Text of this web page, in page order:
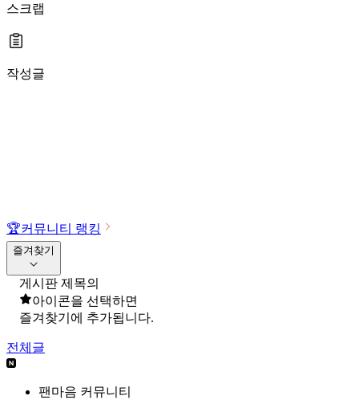
스크랩
작성글
🏆커뮤니티 랭킹
즐겨찾기
게시판 제목의
아이콘을 선택하면
즐겨찾기에 추가됩니다.
전체글
팬마음 커뮤니티